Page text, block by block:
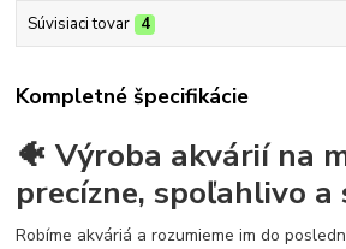
Súvisiaci tovar 4
Kompletné špecifikácie
🐠 Výroba akvárií na
precízne, spoľahlivo a
Robíme akváriá a rozumieme im do